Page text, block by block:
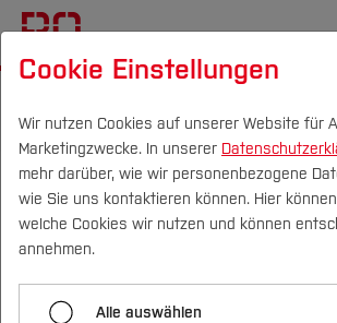
Campus Personen DE|EN
Studium
Career Service
Profiling & Soft Skills -
Systematisch das eigene
Cookie Einstellungen
Wir nutzen Cookies auf unserer Website für
Marketingzwecke. In unserer
mehr darüber, wie wir personenbezogene
wie Sie uns kontaktieren können. Hier
welche Cookies wir nutzen und können
annehmen.
Alle auswählen